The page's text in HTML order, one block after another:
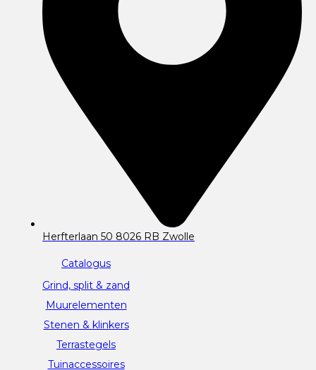
Herfterlaan 50 8026 RB Zwolle
Catalogus
Grind, split & zand
Muurelementen
Stenen & klinkers
Terrastegels
Tuinaccessoires